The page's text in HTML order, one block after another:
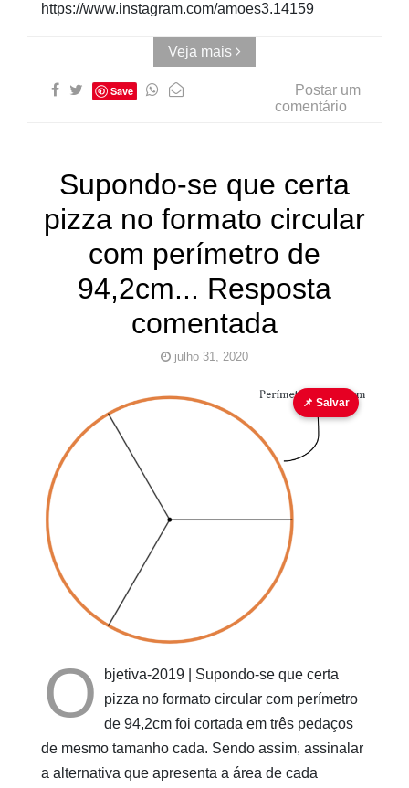
https://www.instagram.com/amoes3.14159
Veja mais
Save
Postar um
comentário
Supondo-se que certa
pizza no formato circular
com perímetro de
94,2cm... Resposta
comentada
julho 31, 2020
geometria plana Valor de π 📌 Salvar
O
bjetiva-2019 | Supondo-se que certa
pizza no formato circular com perímetro
de 94,2cm foi cortada em três pedaços
de mesmo tamanho cada. Sendo assim, assinalar
a alternativa que apresenta a área de cada